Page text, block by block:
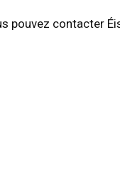
pouvez contacter